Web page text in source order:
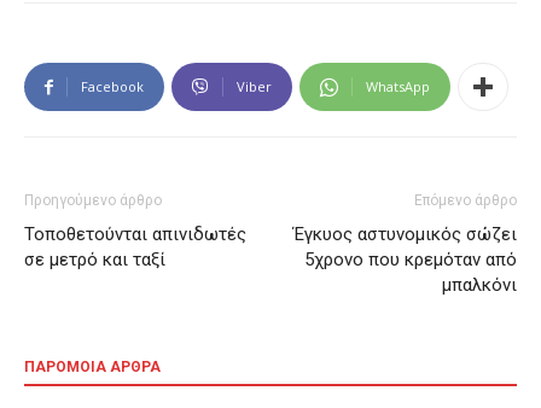
Facebook Viber WhatsApp
Προηγούμενο άρθρο
Τοποθετούνται απινιδωτές
σε μετρό και ταξί
Επόμενο άρθρο
Έγκυος αστυνομικός σώζει
5χρονο που κρεμόταν από
μπαλκόνι
ΠΑΡΟΜΟΙΑ ΑΡΘΡΑ